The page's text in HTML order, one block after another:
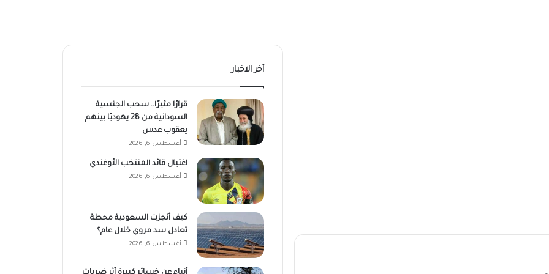
أخر الاخبار
قرارًا مثيرًا.. سحب الجنسية
السودانية من 28 يهوديًا بينهم
يعقوب عدس
أغسطس 6, 2026
اغتيال قائد المنتخب الأوغندي
أغسطس 6, 2026
كيف أنجزت السعودية محطة
تعادل سد مروي خلال عام؟
أغسطس 6, 2026